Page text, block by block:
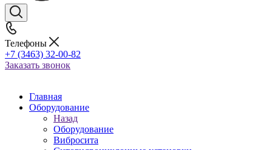
Телефоны
+7 (3463) 32-00-82
Заказать звонок
Главная
Оборудование
Назад
Оборудование
Вибросита